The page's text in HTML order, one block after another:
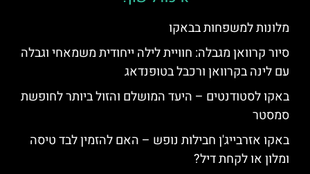
מלונות למשפחות בבאקו
סיור קרוואן מגבלה: חוויית לילה ייחודית משמאחי וגבלה
עם לינה בקרוואן ורכבל בטופנדאג
באקו לסטודנטים – היעד המושלם והזול ביותר לחופשת
סמסטר
באקו אזרבייג'ן חבילות נופש – האם להזמין לבד טיסה
ומלון או לקחת דיל?